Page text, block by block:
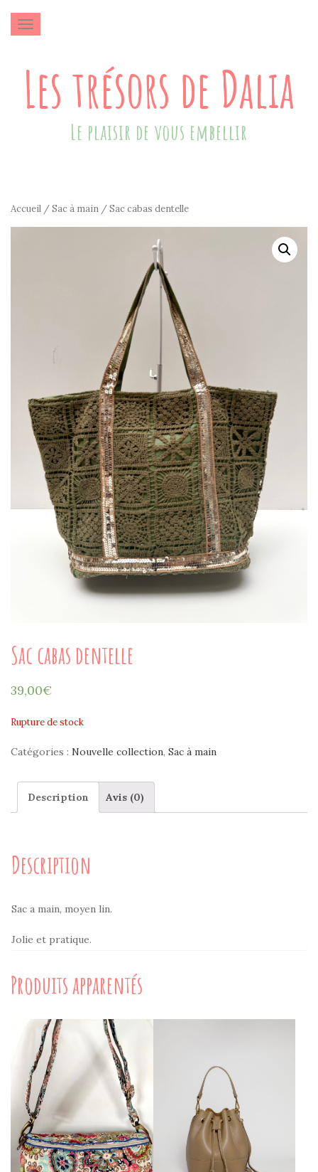
AFFICHER/MASQUER LA NAVIGATION
Les trésors de Dalia
Le plaisir de vous embellir
Accueil /Sac à main / Sac cabas dentelle
Sac cabas dentelle
39,00€
Rupture de stock
Catégories : Nouvelle collection, Sac à main
Description Avis (0)
Description
Sac a main, moyen lin.
Jolie et pratique.
Produits apparentés